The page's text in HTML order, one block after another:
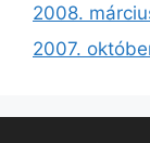
2008.
2007.